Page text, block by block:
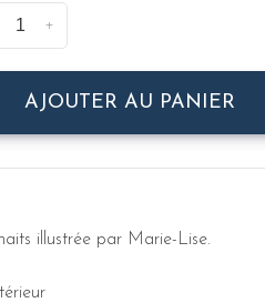
+
AJOUTER AU PANIER
illustrée par Marie-Lise.